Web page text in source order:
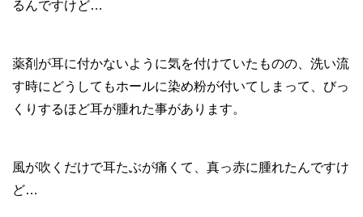
るんですけど…
薬剤が耳に付かないように気を付けていたものの、洗い流
す時にどうしてもホールに染め粉が付いてしまって、びっ
くりするほど耳が腫れた事があります。
風が吹くだけで耳たぶが痛くて、真っ赤に腫れたんですけ
ど…